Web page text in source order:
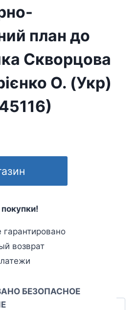
план до
Скворцова
О. (Укр)
гарантировано
возврат
БЕЗОПАСНОЕ